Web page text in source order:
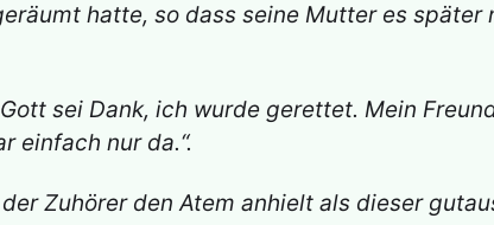
hatte, so dass seine Mutter es
sei Dank, ich wurde gerettet. Mein
einfach nur da.“.
Zuhörer den Atem anhielt als dieser